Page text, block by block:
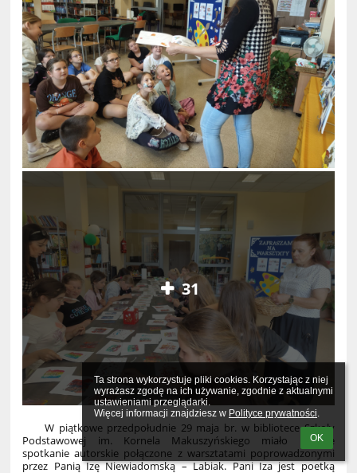
Ta strona wykorzystuje pliki cookies. Korzystając z niej
wyrażasz zgodę na ich używanie, zgodnie z aktualnymi
ustawieniami przeglądarki.
Więcej informacji znajdziesz w Polityce prywatności.
OK
31
W piątkowe przedpołudnie 29 maja br. w bibliotece Szkoły
Podstawowej im. Kornela Makuszyńskiego miało miejsce
spotkanie autorskie połączone z warsztatami poprowadzonymi
przez Panią Izę Niewiadomską – Labiak. Pani Iza jest poetką